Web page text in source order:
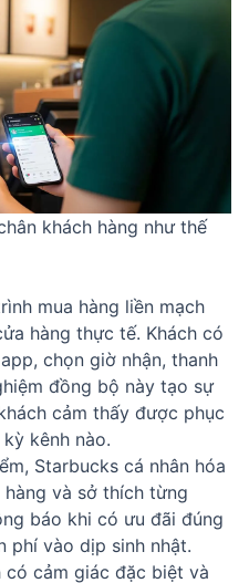
khách hàng như thế
mua hàng liền mạch
hàng thực tế. Khách có
chọn giờ nhận, thanh
đồng bộ này tạo sự
cảm thấy được phục
kênh nào.
Starbucks cá nhân hóa
và sở thích từng
báo khi có ưu đãi đúng
phí vào dịp sinh nhật.
có cảm giác đặc biệt và